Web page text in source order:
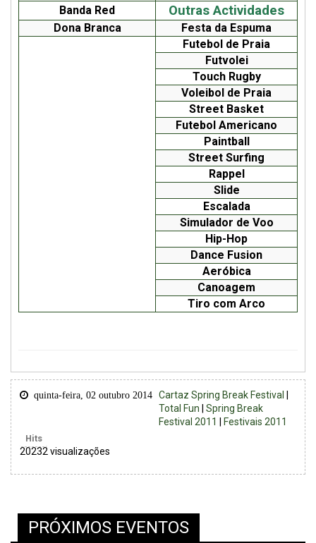
Banda Red
Outras Actividades
Dona Branca
Festa da Espuma
Futebol de Praia
Futvolei
Touch Rugby
Voleibol de Praia
Street Basket
Futebol Americano
Paintball
Street Surfing
Rappel
Slide
Escalada
Simulador de Voo
Hip-Hop
Dance Fusion
Aeróbica
Canoagem
Tiro com Arco
quinta-feira, 02 outubro 2014 Cartaz Spring Break Festival
Total Fun |Spring Break
Festival 2011
Festivais 2011
Hits
20232 visualizações
PRÓXIMOS EVENTOS